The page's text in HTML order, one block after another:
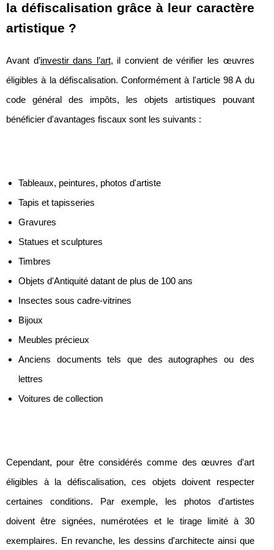
la défiscalisation grâce à leur caractère
artistique ?
Avant d’investir dans l’art, il convient de vérifier les œuvres
éligibles à la défiscalisation. Conformément à l'article 98 A du
code général des impôts, les objets artistiques pouvant
bénéficier d'avantages fiscaux sont les suivants :
Tableaux, peintures, photos d'artiste
Tapis et tapisseries
Gravures
Statues et sculptures
Timbres
Objets d'Antiquité datant de plus de 100 ans
Insectes sous cadre-vitrines
Bijoux
Meubles précieux
Anciens documents tels que des autographes ou des
lettres
Voitures de collection
Cependant, pour être considérés comme des œuvres d'art
éligibles à la défiscalisation, ces objets doivent respecter
certaines conditions. Par exemple, les photos d'artistes
doivent être signées, numérotées et le tirage limité à 30
exemplaires. En revanche, les dessins d'architecte ainsi que